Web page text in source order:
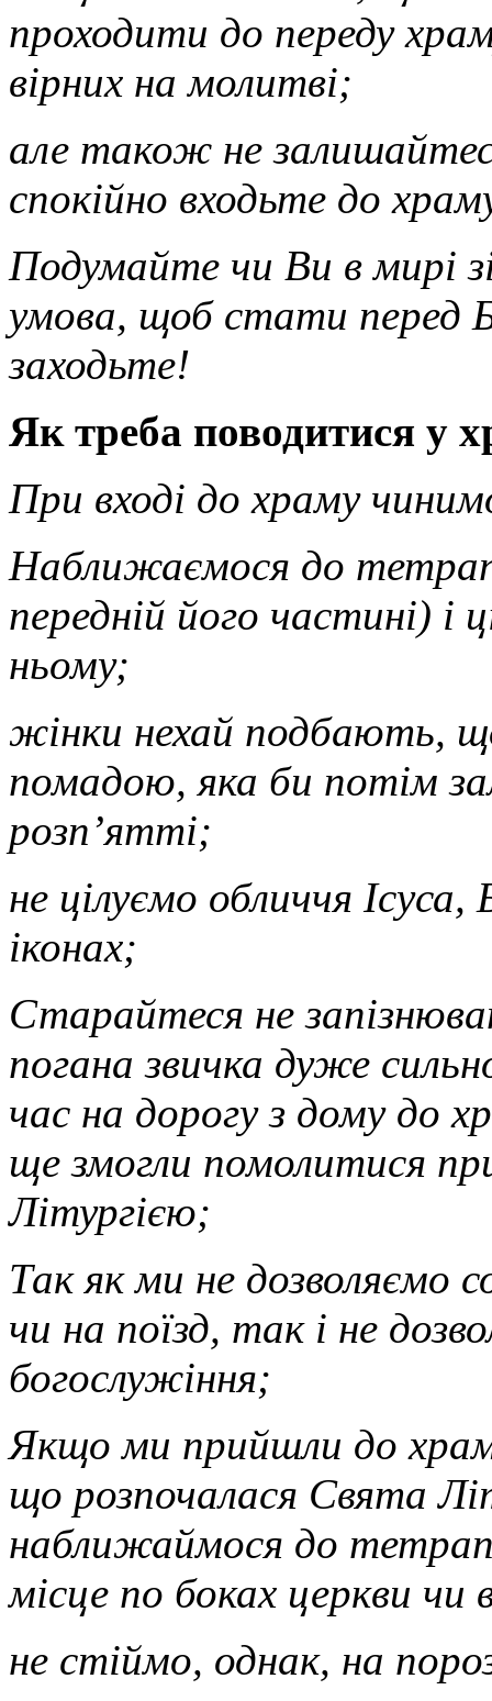
проходити до переду
вірних на молитві;
але також не
спокійно входьте до
Подумайте чи Ви в мирі
умова, щоб стати перед
заходьте!
Як треба поводитися у
При вході до храму
Наближаємося до
передній його частині) і
ньому;
жінки нехай подбають,
помадою, яка би потім
розп’ятті;
не цілуємо обличчя
іконах;
Старайтеся не
погана звичка дуже
час на дорогу з дому до
ще змогли помолитися
Літургією;
Так як ми не дозволяємо
чи на поїзд, так і не
богослужіння;
Якщо ми прийшли до
що розпочалася Свята
наближаймося до
місце по боках церкви чи
не стіймо, однак, на